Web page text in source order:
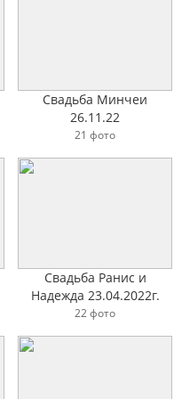
Свадьба Минчеи
26.11.22
21 фото
Свадьба Ранис и
Надежда 23.04.2022г.
город Москва Ya-cafe
22 фото